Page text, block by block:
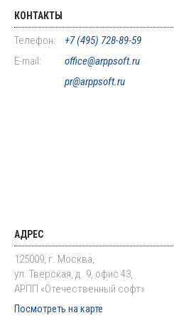
КОНТАКТЫ
Телефон:
+7 (495) 728-89-59
E-mail:
office@arppsoft.ru
pr@arppsoft.ru
АДРЕС
125009, г. Москва,
ул. Тверская, д. 9, офис 43,
АРПП «Отечественный софт»
Посмотреть на карте